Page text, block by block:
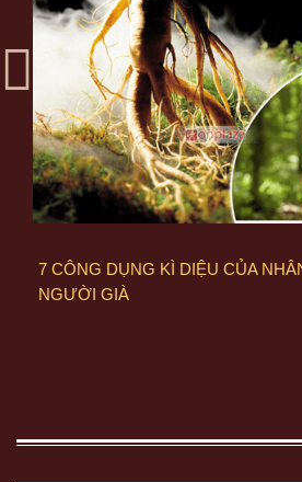
7 CÔNG DỤNG KÌ DIỆU CỦA
NGƯỜI GIÀ